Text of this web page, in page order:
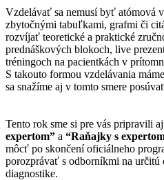
Vzdelávať sa nemusí byť atómová
zbytočnými tabuľkami, grafmi či
rozvíjať teoretické a praktické
prednáškových blokoch, live
tréningoch na pacientkách v
S takouto formou vzdelávania
sa snažíme aj v tomto smere
Tento rok sme si pre vás pripravili
expertom” a “Raňajky s
môcť po skončení oficiálneho
porozprávať s odborníkmi na určitú
diagnostike.